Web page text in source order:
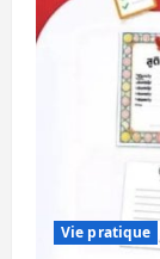
Vie pratique